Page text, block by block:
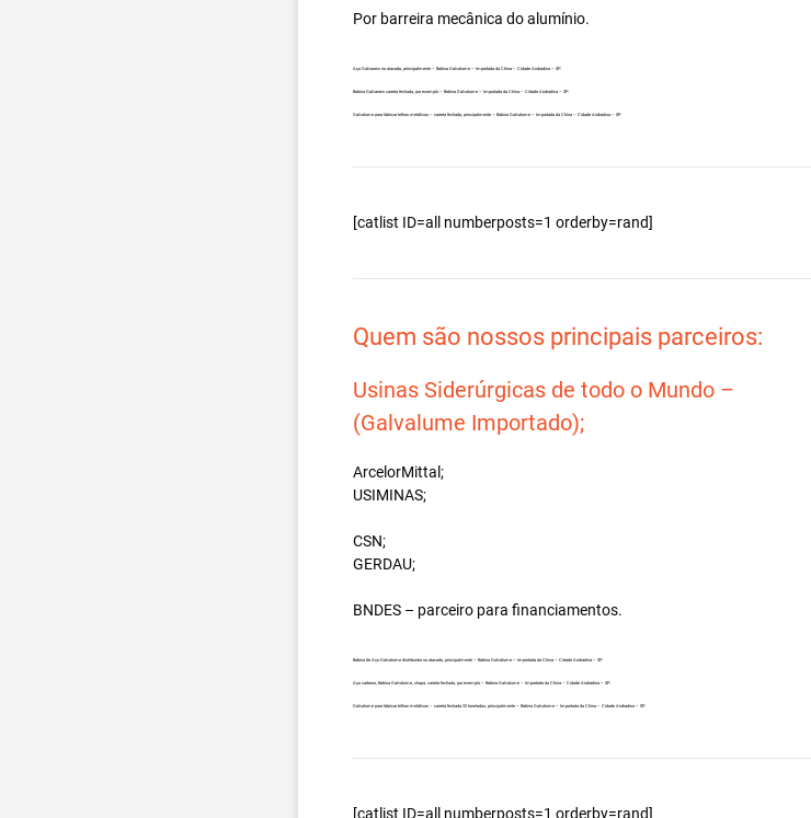
Por barreira mecânica do alumínio.
Aço Galvanew no atacado, principalmente – Bobina Galvalume – Importada da China – Cidade Andradina – SP.
Bobina Galvanew carreta fechada, por exemplo – Bobina Galvalume – Importada da China – Cidade Andradina – SP.
Galvalume para fabricar telhas metálicas – carreta fechada, principalmente – Bobina Galvalume – Importada da China – Cidade Andradina – SP.
[catlist ID=all numberposts=1 orderby=rand]
Quem são nossos principais parceiros:
Usinas Siderúrgicas de todo o Mundo –
(Galvalume Importado);
ArcelorMittal;
USIMINAS;
CSN;
GERDAU;
BNDES – parceiro para financiamentos.
Bobina de Aço Galvalume distribuidor no atacado, principalmente – Bobina Galvalume – Importada da China – Cidade Andradina – SP.
Aço carbono, Bobina Galvalume, chapa, carreta fechada, por exemplo – Bobina Galvalume – Importada da China – Cidade Andradina – SP.
Galvalume para fabricar telhas metálicas – carreta fechada 32 toneladas, principalmente – Bobina Galvalume – Importada da China – Cidade Andradina – SP.
[catlist ID=all numberposts=1 orderby=rand]